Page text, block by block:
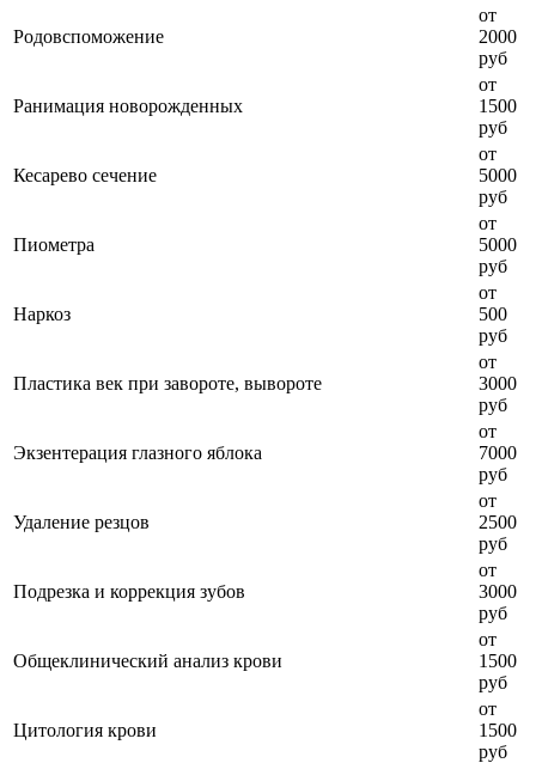
Родовспоможение
от
2000
руб
Ранимация новорожденных
от
1500
руб
Кесарево сечение
от
5000
руб
Пиометра
от
5000
руб
Наркоз
от
500
руб
Пластика век при завороте, вывороте
от
3000
руб
Экзентерация глазного яблока
от
7000
руб
Удаление резцов
от
2500
руб
Подрезка и коррекция зубов
от
3000
руб
Общеклинический анализ крови
от
1500
руб
Цитология крови
от
1500
руб